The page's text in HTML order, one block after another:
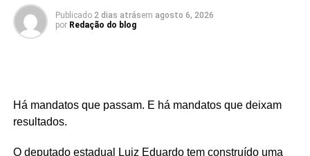
Publicado 2 dias atrásem agosto 6, 2026
por Redação do blog
Há mandatos que passam. E há mandatos que deixam
resultados.
O deputado estadual Luiz Eduardo tem construído uma